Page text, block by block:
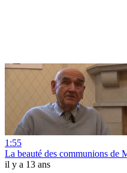
1:55
La beauté des communions de
il y a 13 ans